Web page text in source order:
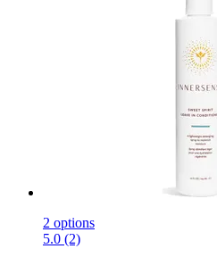
2 options
5.0 (2)